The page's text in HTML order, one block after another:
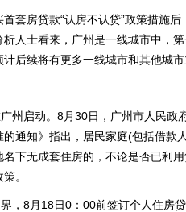
房贷款“认房不认贷”政策措施后
人士看来，广州是一线城市中，
后续将有更多一线城市和其他城
启动。8月30日，广州市人民政
的通知》指出，居民家庭(包括借款
下无成套住房的，不论是否已利
。
8月18日0：00前签订个人住房